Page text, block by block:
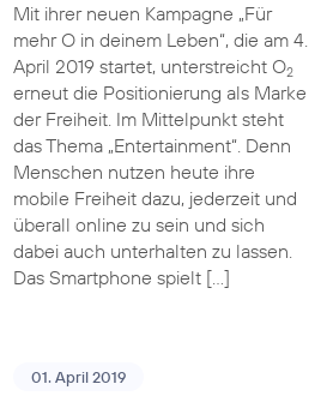
Mit ihrer neuen Kampagne „Für
mehr O in deinem Leben“, die am 4.
April 2019 startet, unterstreicht O2
erneut die Positionierung als Marke
der Freiheit. Im Mittelpunkt steht
das Thema „Entertainment“. Denn
Menschen nutzen heute ihre
mobile Freiheit dazu, jederzeit und
überall online zu sein und sich
dabei auch unterhalten zu lassen.
Das Smartphone spielt […]
01. April 2019